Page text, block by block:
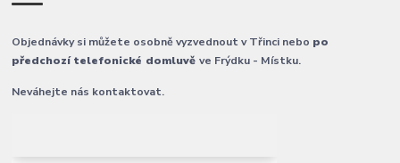
Objednávky si můžete osobně vyzvednout v Třinci nebo po
předchozí telefonické domluvěve Frýdku - Místku.
Neváhejte nás kontaktovat.